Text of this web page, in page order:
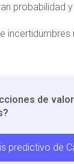
probabilidad
incertidumbres
de
predictivo de